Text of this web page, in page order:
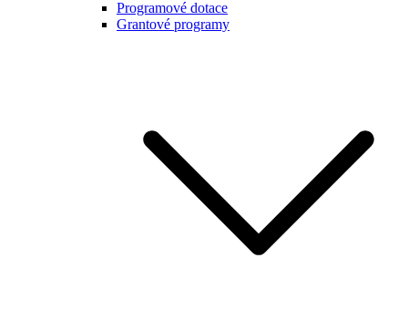
Programové dotace
Grantové programy